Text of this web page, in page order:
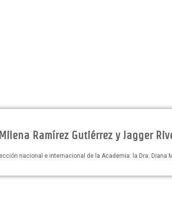
Ramírez Gutiérrez y Jagger
nacional e internacional de la Academia: la Dra. Diana